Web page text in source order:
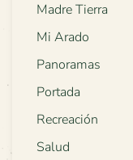
Madre Tierra
Mi Arado
Panoramas
Portada
Recreación
Salud